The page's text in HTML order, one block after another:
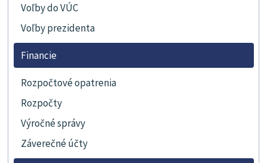
Voľby do VÚC
Voľby prezidenta
Financie
Rozpočtové opatrenia
Rozpočty
Výročné správy
Záverečné účty